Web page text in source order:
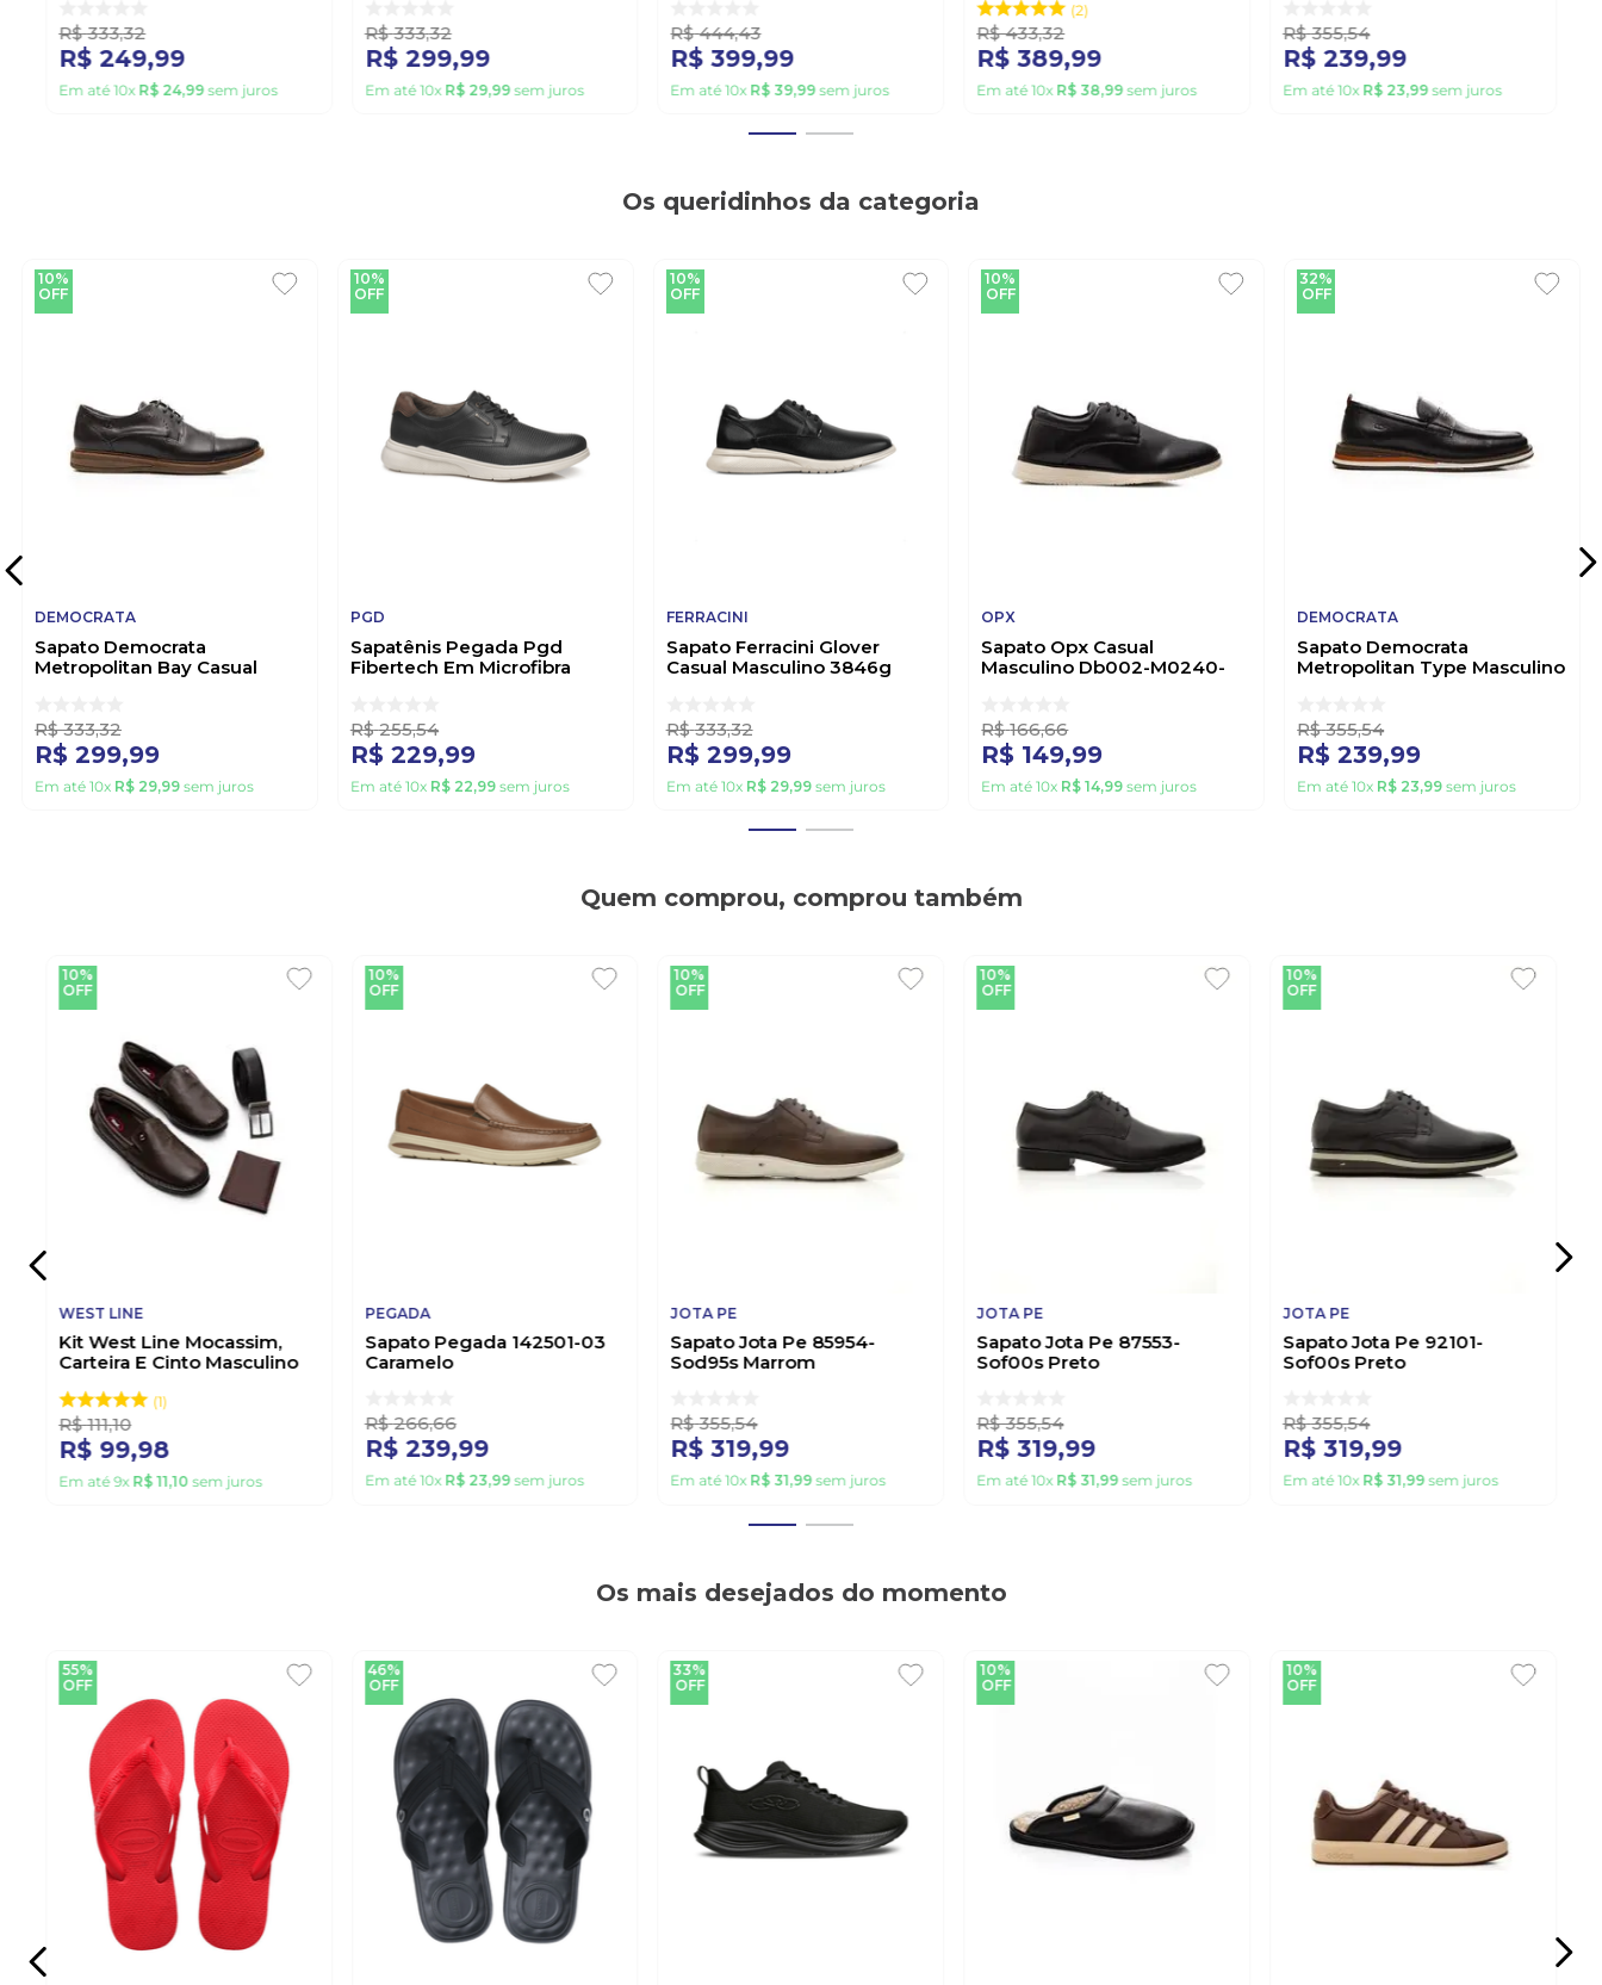
R$ 333,32
R$ 249,99
Em até10x R$ 24,99sem juros
R$ 333,32
R$ 299,99
Em até10x R$ 29,99sem juros
R$ 444,43
R$ 399,99
Em até10x R$ 39,99sem juros
2
R$ 433,32
R$ 389,99
Em até10x R$ 38,99sem juros
R$ 355,54
R$ 239,99
Em até10x R$ 23,99sem juros
Os queridinhos da categoria
10%
OFF
DEMOCRATA
Sapato Democrata
Metropolitan Bay Casual
R$ 333,32
R$ 299,99
Em até 10x R$ 29,99sem juros
10%
OFF
PGD
Sapatênis Pegada Pgd
Fibertech Em Microfibra
R$ 255,54
R$ 229,99
Em até 10x R$ 22,99sem juros
10%
OFF
FERRACINI
Sapato Ferracini Glover
Casual Masculino 3846g
R$ 333,32
R$ 299,99
Em até 10x R$ 29,99sem juros
10%
OFF
OPX
Sapato Opx Casual
Masculino Db002-M0240-
R$ 166,66
R$ 149,99
Em até10x R$ 14,99 sem juros
32%
OFF
DEMOCRATA
Sapato Democrata
Metropolitan Type Masculino
R$ 355,54
R$ 239,99
Em até10x R$ 23,99 sem juros
Quem comprou, comprou também
10%
OFF
WEST LINE
Kit West Line Mocassim,
Carteira E Cinto Masculino
1
R$ 111,10
R$ 99,98
Em até9x R$ 11,10 sem juros
10%
OFF
PEGADA
Sapato Pegada 142501-03
Caramelo
R$ 266,66
R$ 239,99
Em até10x R$ 23,99sem juros
10%
OFF
JOTA PE
Sapato Jota Pe 85954-
Sod95s Marrom
R$ 355,54
R$ 319,99
Em até10x R$ 31,99sem juros
10%
OFF
JOTA PE
Sapato Jota Pe 87553-
Sof00s Preto
R$ 355,54
R$ 319,99
Em até10x R$ 31,99sem juros
10%
OFF
JOTA PE
Sapato Jota Pe 92101-
Sof00s Preto
R$ 355,54
R$ 319,99
Em até10x R$ 31,99sem juros
Os mais desejados do momento
55%
OFF
46%
OFF
33%
OFF
10%
OFF
10%
OFF